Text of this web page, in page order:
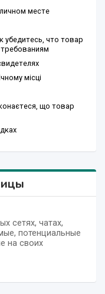
месте
убедитесь, что товар
місці
що товар
сетях, чатах,
потенциальные
на своих